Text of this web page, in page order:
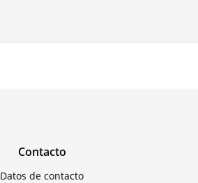
Contacto
Datos de contacto